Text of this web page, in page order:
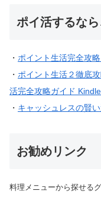
ポイ活するな
・ ポイント生活完全攻
・ ポイント生活２徹底
活完全攻略ガイド
・ キャッシュレスの賢
お勧めリンク
料理メニューから探せる